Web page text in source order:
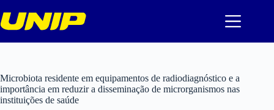
para
o
Microbiota residente em equipamentos de radiodiagnóstico e a
importância em reduzir a disseminação de microrganismos nas
instituições de saúde